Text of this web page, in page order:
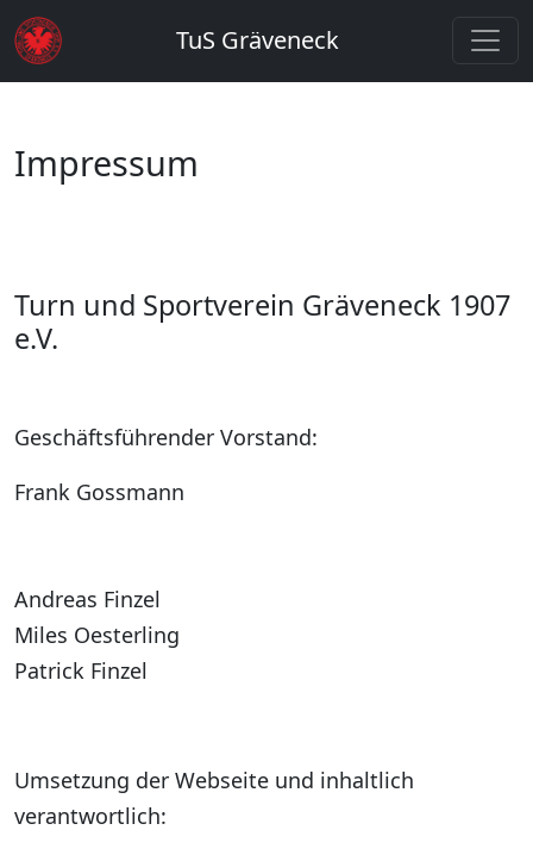
TuS Gräveneck
Impressum
Turn und Sportverein Gräveneck 1907
e.V.
Geschäftsführender Vorstand:
Frank Gossmann
Andreas Finzel
Miles Oesterling
Patrick Finzel
Umsetzung der Webseite und inhaltlich
verantwortlich: